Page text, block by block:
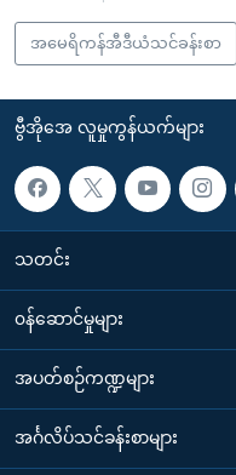
အမေရိကန်အီဒီယံသင်ခန်းစာ
ဗွီအိုအေ လူမှုကွန်ယက်များ
သတင်း
၀န်ဆောင်မှုများ
အပတ်စဉ်ကဏ္ဍများ
အင်္ဂလိပ်သင်ခန်းစာများ